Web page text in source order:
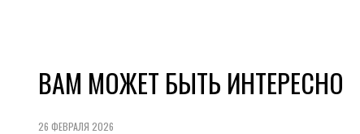
ВАМ МОЖЕТ БЫТЬ ИНТЕРЕСНО
26 ФЕВРАЛЯ 2026